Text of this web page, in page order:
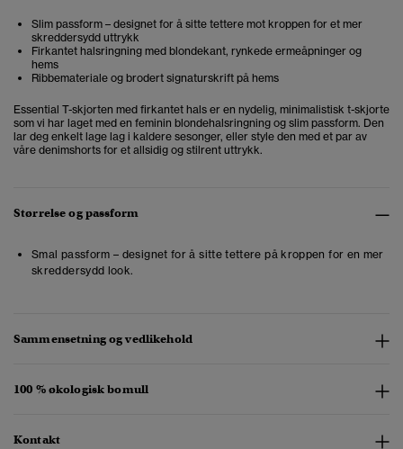
Slim passform – designet for å sitte tettere mot kroppen for et mer
skreddersydd uttrykk
Firkantet halsringning med blondekant, rynkede ermeåpninger og
hems
Ribbemateriale og brodert signaturskrift på hems
Essential T-skjorten med firkantet hals er en nydelig, minimalistisk t-skjorte
som vi har laget med en feminin blondehalsringning og slim passform. Den
lar deg enkelt lage lag i kaldere sesonger, eller style den med et par av
våre denimshorts for et allsidig og stilrent uttrykk.
Størrelse og passform
Smal passform – designet for å sitte tettere på kroppen for en mer
skreddersydd look.
Sammensetning og vedlikehold
100 % økologisk bomull
Kontakt